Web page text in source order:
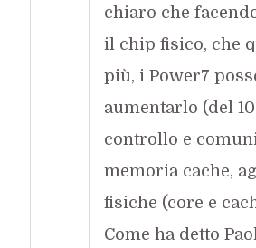
chiaro che
il chip fisico, che
più, i Power7
aumentarlo (del
controllo e
memoria cache,
fisiche (core e
Come ha detto